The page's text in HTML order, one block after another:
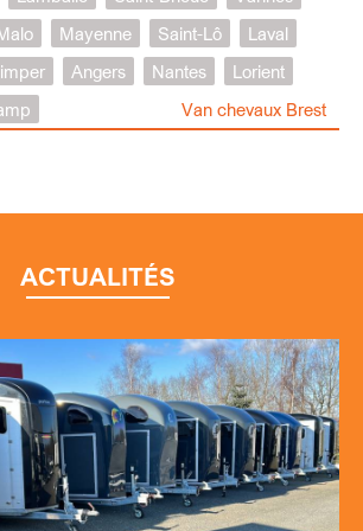
Mayenne Saint-Lô
Laval
Angers Nantes
Lorient
Van chevaux Brest
ACTUALITÉS